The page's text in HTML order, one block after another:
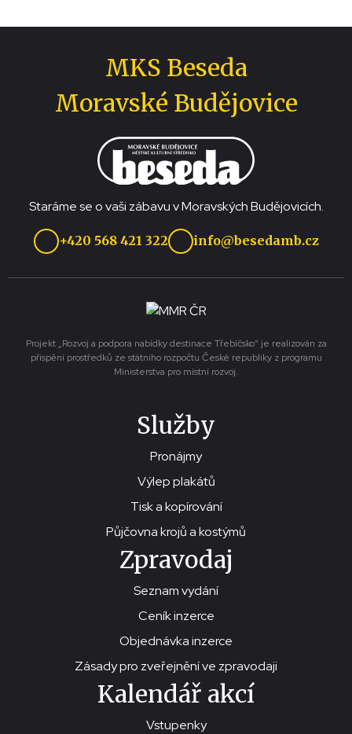
MKS Beseda
Moravské Budějovice
Staráme se o vaši zábavu v Moravských Budějovicích.
+420 568 421 322 info@besedamb.cz
Projekt „Rozvoj a podpora nabídky destinace Třebíčsko“ je realizován za
přispění prostředků ze státního rozpočtu České republiky z programu
Ministerstva pro místní rozvoj.
Služby
Pronájmy
Výlep plakátů
Tisk a kopírování
Půjčovna krojů a kostýmů
Zpravodaj
Seznam vydání
Ceník inzerce
Objednávka inzerce
Zásady pro zveřejnění ve zpravodaji
Kalendář akcí
Vstupenky